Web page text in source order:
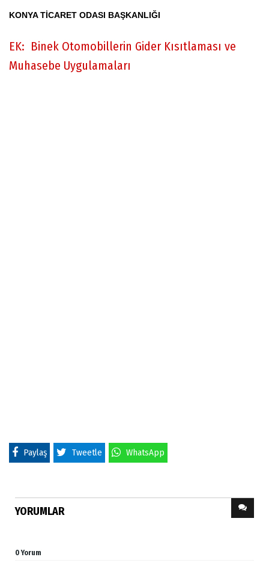
KONYA TİCARET ODASI BAŞKANLIĞI
EK: Binek Otomobillerin Gider Kısıtlaması ve
Muhasebe Uygulamaları
Paylaş Tweetle WhatsApp
YORUMLAR
0 Yorum